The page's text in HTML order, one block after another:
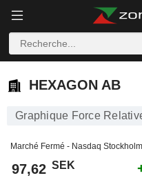
HEXAGON AB
HEXAGON AB
Graphique Force
Marché Fermé - Nasdaq Stockholm
97,62 SEK